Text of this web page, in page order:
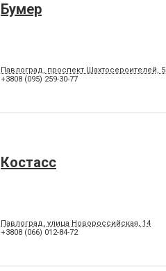
Бумер
Павлоград, проспект Шахтосероителей, 5
+3808 (095) 259-30-77
Костасс
Павлоград, улица Новороссийская, 14
+3808 (066) 012-84-72